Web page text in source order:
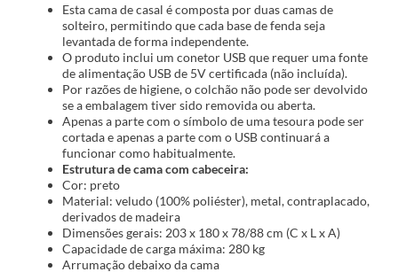
Esta cama de casal é composta por duas camas de
solteiro, permitindo que cada base de fenda seja
levantada de forma independente.
O produto inclui um conetor USB que requer uma fonte
de alimentação USB de 5V certificada (não incluída).
Por razões de higiene, o colchão não pode ser devolvido
se a embalagem tiver sido removida ou aberta.
Apenas a parte com o símbolo de uma tesoura pode ser
cortada e apenas a parte com o USB continuará a
funcionar como habitualmente.
Estrutura de cama com cabeceira:
Cor: preto
Material: veludo (100% poliéster), metal, contraplacado,
derivados de madeira
Dimensões gerais: 203 x 180 x 78/88 cm (C x L x A)
Capacidade de carga máxima: 280 kg
Arrumação debaixo da cama